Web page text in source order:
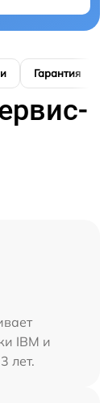
Гарантия
IBM и
лет.